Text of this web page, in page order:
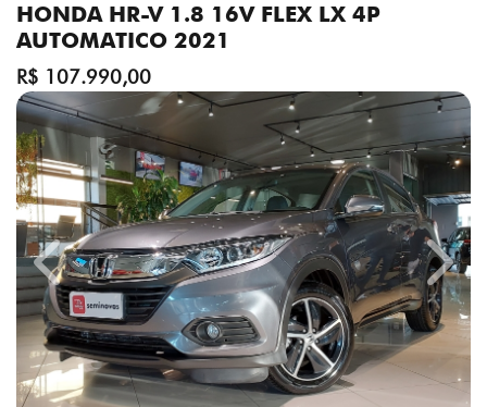
HONDA HR-V 1.8 16V FLEX LX 4P
AUTOMATICO 2021
R$ 107.990,00
Previous Next